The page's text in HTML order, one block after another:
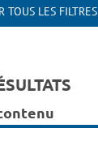
TOUS LES FILTRES